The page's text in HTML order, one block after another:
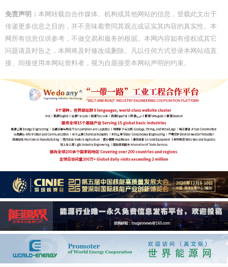
免责声明： 本网转载自合作媒体、机构或其他网站的信息，登载此文出于
传递更多信息之目的，并不意味着赞同其观点或证实其内容的真实性。本
网所有信息仅供参考，不做交易和服务的根据。本网内容如有侵权或其它
问题请及时告之，本网将及时修改或删除。凡以任何方式登录本网站或直
接、间接使用本网站资料者，视为自愿接受本网站声明的约束。